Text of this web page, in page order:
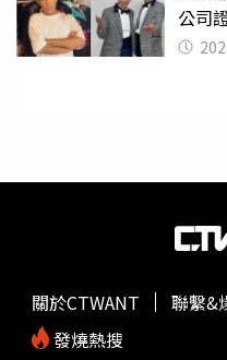
公司
關於CTWANT 聯繫&
發燒熱搜